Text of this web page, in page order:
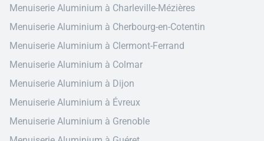
Menuiserie Aluminium à Charleville-Mézières
Menuiserie Aluminium à Cherbourg-en-Cotentin
Menuiserie Aluminium à Clermont-Ferrand
Menuiserie Aluminium à Colmar
Menuiserie Aluminium à Dijon
Menuiserie Aluminium à Évreux
Menuiserie Aluminium à Grenoble